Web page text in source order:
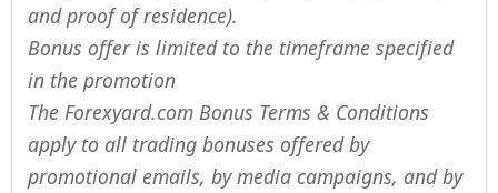
and proof of residence).
Bonus offer is limited to the timeframe specified
in the promotion
The Forexyard.com Bonus Terms & Conditions
apply to all trading bonuses offered by
promotional emails, by media campaigns, and by